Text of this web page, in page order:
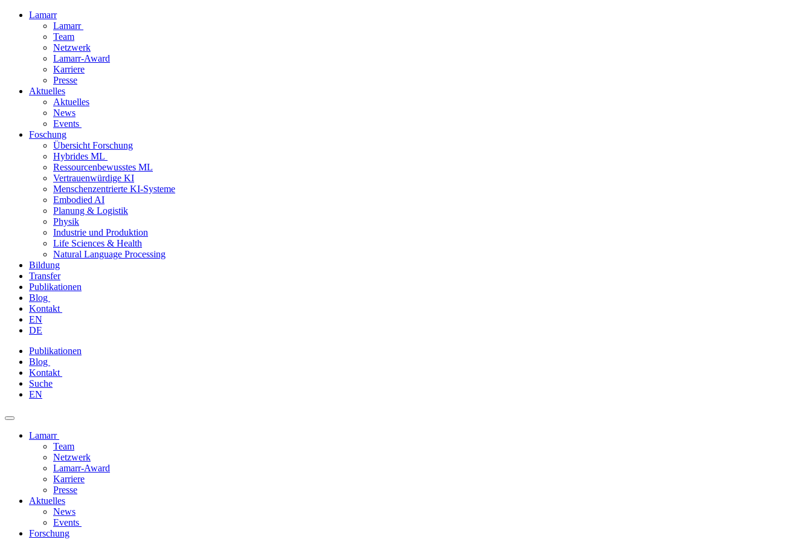
Lamarr
Lamarr
Team
Netzwerk
Lamarr-Award
Karriere
Presse
Aktuelles
Aktuelles
News
Events
Foschung
Übersicht Forschung
Hybrides ML
Ressourcenbewusstes ML
Vertrauenwürdige KI
Menschenzentrierte KI-Systeme
Embodied AI
Planung & Logistik
Physik
Industrie und Produktion
Life Sciences & Health
Natural Language Processing
Bildung
Transfer
Publikationen
Blog
Kontakt
EN
DE
Zum
Inhalt
springen
Publikationen
Blog
Kontakt
Suche
EN
Lamarr
Team
Netzwerk
Lamarr-Award
Karriere
Presse
Aktuelles
News
Events
Forschung